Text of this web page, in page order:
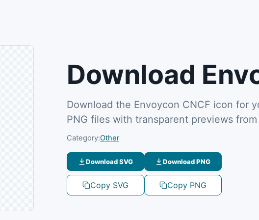
Download
Download the Envoycon CNCF icon for
PNG files with transparent previews
Category:Other
Download SVG
Copy SVG
Download PNG
Copy PNG